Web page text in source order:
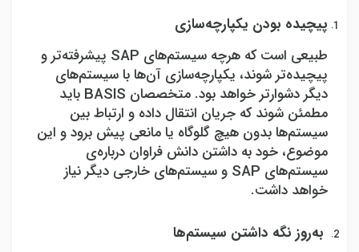
پیچیده بودن یکپارچه‌سازی
طبیعی است که هرچه سیستم‌های SAP پیشرفته‌تر و
پیچیده‌تر شوند، یکپارچه‌سازی آن‌ها با سیستم‌های
دیگر دشوارتر خواهد بود. متخصصان BASIS باید
مطمئن شوند که جریان انتقال داده و ارتباط بین
سیستم‌ها بدون هیچ گلوگاه یا مانعی پیش برود و این
موضوع، خود به داشتن دانش فراوان درباره‌ی
سیستم‌های SAP و سیستم‌های خارجی دیگر نیاز
خواهد داشت.
به‌روز نگه داشتن سیستم‌ها